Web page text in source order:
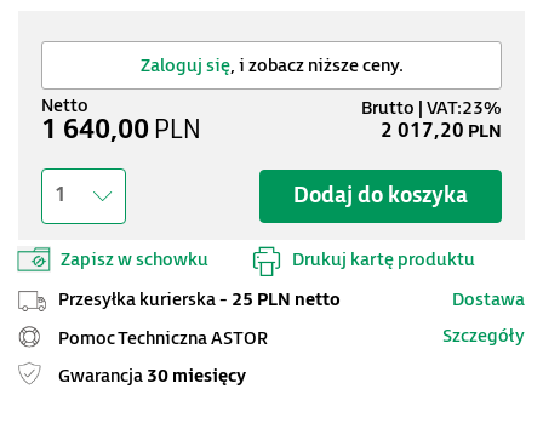
Zaloguj się, i zobacz niższe ceny.
Dodaj do koszyka
1
Zapisz w schowku Drukuj kartę produktu
1 640,00 PLN 2 017,20 PLN
Przesyłka kurierska - 25 PLN netto
Dostawa
Pomoc Techniczna ASTOR
Szczegóły
Gwarancja 30 miesięcy